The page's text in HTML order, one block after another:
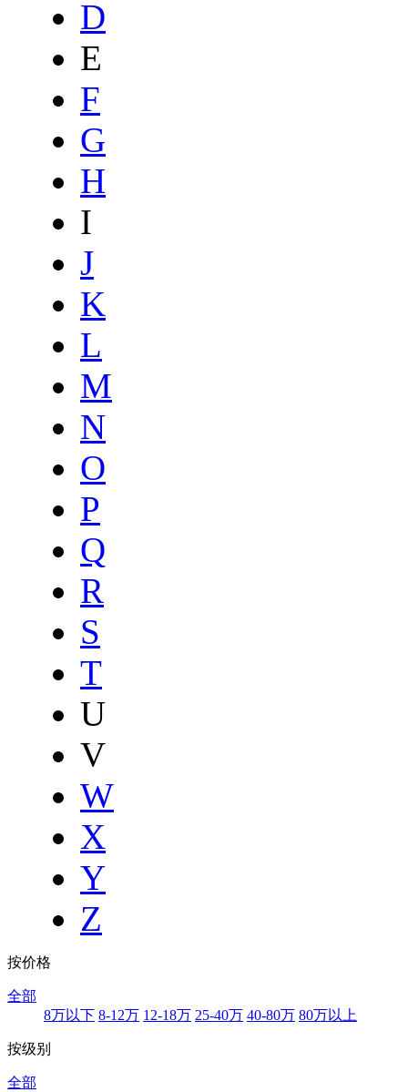
D
E
F
G
H
I
J
K
L
M
N
O
P
Q
R
S
T
U
V
W
X
Y
Z
按价格
全部
8万以下 8-12万 12-18万 25-40万 40-80万 80万以上
按级别
全部